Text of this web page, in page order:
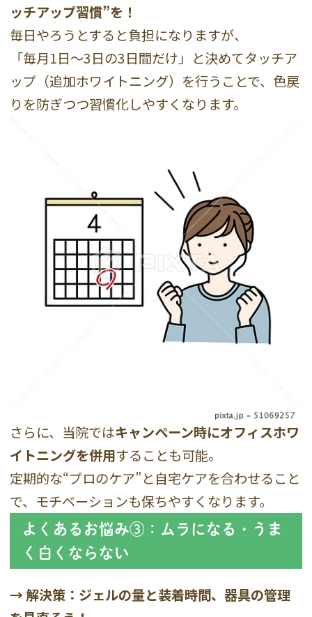
ッチアップ習慣”を！
毎日やろうとすると負担になりますが、
「毎月1日〜3日の3日間だけ」と決めてタッチア
ップ（追加ホワイトニング）を行うことで、色戻
りを防ぎつつ習慣化しやすくなります。
さらに、当院ではキャンペーン時にオフィスホワ
イトニングを併用することも可能。
定期的な“プロのケア”と自宅ケアを合わせること
で、モチベーションも保ちやすくなります。
よくあるお悩み③：ムラになる・うま
く白くならない
→ 解決策：ジェルの量と装着時間、器具の管理